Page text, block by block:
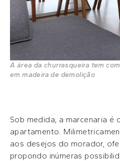
A área da churrasqueira tem
em madeira de demolição
Sob medida, a marcenaria é
apartamento.
aos desejos do morador,
propondo inúmeras